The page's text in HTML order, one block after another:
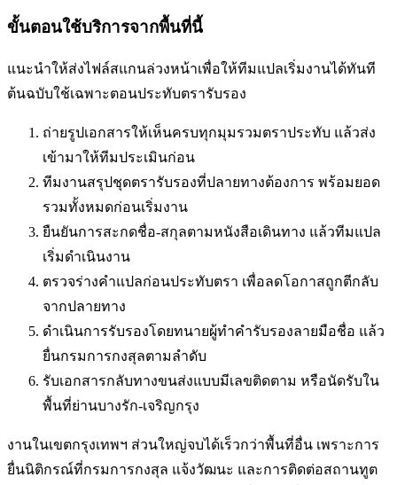
ขั้นตอนใช้บริการจากพื้นที่นี้
แนะนำให้ส่งไฟล์สแกนล่วงหน้าเพื่อให้ทีมแปลเริ่มงานได้ทันที
ต้นฉบับใช้เฉพาะตอนประทับตรารับรอง
ถ่ายรูปเอกสารให้เห็นครบทุกมุมรวมตราประทับ แล้วส่ง
เข้ามาให้ทีมประเมินก่อน
ทีมงานสรุปชุดตรารับรองที่ปลายทางต้องการ พร้อมยอด
รวมทั้งหมดก่อนเริ่มงาน
ยืนยันการสะกดชื่อ-สกุลตามหนังสือเดินทาง แล้วทีมแปล
เริ่มดำเนินงาน
ตรวจร่างคำแปลก่อนประทับตรา เพื่อลดโอกาสถูกตีกลับ
จากปลายทาง
ดำเนินการรับรองโดยทนายผู้ทำคำรับรองลายมือชื่อ แล้ว
ยื่นกรมการกงสุลตามลำดับ
รับเอกสารกลับทางขนส่งแบบมีเลขติดตาม หรือนัดรับใน
พื้นที่ย่านบางรัก-เจริญกรุง
งานในเขตกรุงเทพฯ ส่วนใหญ่จบได้เร็วกว่าพื้นที่อื่น เพราะการ
ยื่นนิติกรณ์ที่กรมการกงสุล แจ้งวัฒนะ และการติดต่อสถานทูต